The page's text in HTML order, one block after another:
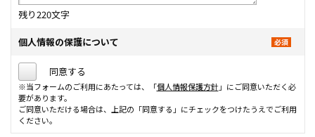
残り220文字
個人情報の保護について
同意する
※当フォームのご利用にあたっては、「個人情報保護方針」にご同意いただく必
要があります。
ご同意いただける場合は、上記の「同意する」にチェックをつけたうえでご利用
ください。